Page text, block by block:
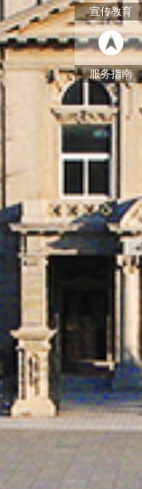
宣传教育
服务指南